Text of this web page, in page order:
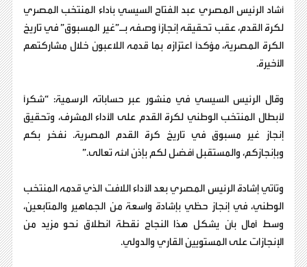
أشاد الرئيس المصري عبد الفتاح السيسي بأداء المنتخب المصري
لكرة القدم، عقب تحقيقه إنجازًا وصفه بـ”غير المسبوق” في تاريخ
الكرة المصرية، مؤكدًا اعتزازه بما قدمه اللاعبون خلال مشاركتهم
الأخيرة.
وقال الرئيس السيسي في منشور عبر حساباته الرسمية: “شكرًا
لأبطال المنتخب الوطني لكرة القدم على الأداء المشرف، وتحقيق
إنجاز غير مسبوق في تاريخ كرة القدم المصرية. نفخر بكم
وبإنجازكم، والمستقبل أفضل لكم بإذن الله تعالى.”
وتأتي إشادة الرئيس المصري بعد الأداء اللافت الذي قدمه المنتخب
الوطني، في إنجاز حظي بإشادة واسعة من الجماهير والمتابعين،
وسط آمال بأن يشكل هذا النجاح نقطة انطلاق نحو مزيد من
الإنجازات على المستويين القاري والدولي.